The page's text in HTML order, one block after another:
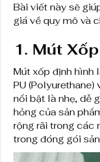
Bài viết này sẽ
giá về quy mô và
1. Mút
Mút xốp định hình
PU
nổi bật là nhẹ, dễ
hỏng của sản
rộng rãi trong các
trong đóng gói